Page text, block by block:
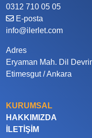
0312 710 05 05
E-posta
info@ilerlet.com
Adres
Eryaman Mah. Dil
Etimesgut / Ankara
KURUMSAL
HAKKIMIZDA
İLETIŞIM